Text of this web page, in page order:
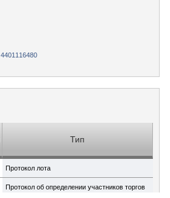
4401116480
Тип
Протокол лота
Протокол об определении участников торгов